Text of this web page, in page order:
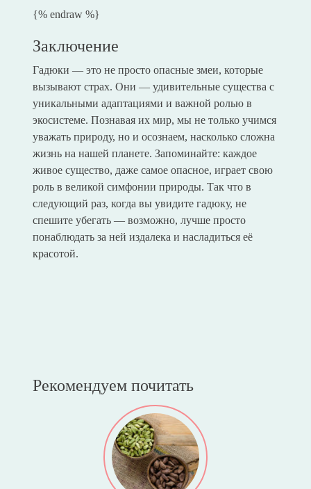
{% endraw %}
Заключение
Гадюки — это не просто опасные змеи, которые
вызывают страх. Они — удивительные существа с
уникальными адаптациями и важной ролью в
экосистеме. Познавая их мир, мы не только учимся
уважать природу, но и осознаем, насколько сложна
жизнь на нашей планете. Запоминайте: каждое
живое существо, даже самое опасное, играет свою
роль в великой симфонии природы. Так что в
следующий раз, когда вы увидите гадюку, не
спешите убегать — возможно, лучше просто
понаблюдать за ней издалека и насладиться её
красотой.
Рекомендуем почитать